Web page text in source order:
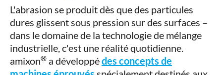
L'abrasion se produit dès que des particules
dures glissent sous pression sur des surfaces –
dans le domaine de la technologie de mélange
industrielle, c'est une réalité quotidienne.
amixon® a développédes concepts de